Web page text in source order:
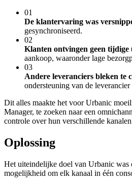
01
De klantervaring was
gesynchroniseerd.
02
Klanten ontvingen geen tijdige
aankoop, waaronder lage
03
Andere leveranciers bleken te
ondersteuning van de
Dit alles maakte het voor Urbanic
Manager, te zoeken naar een
controle over hun verschillende
Oplossing
Het uiteindelijke doel van Urbanic was
mogelijkheid om elk kanaal in één